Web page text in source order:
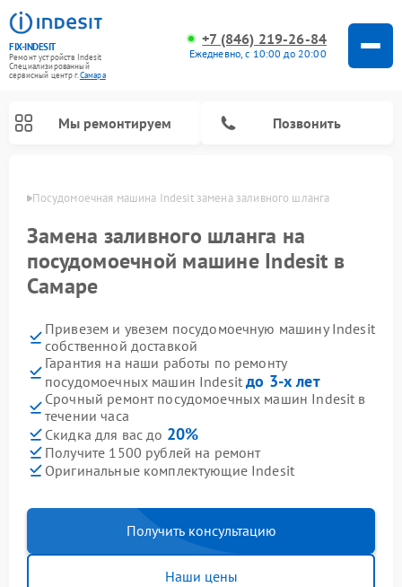
FIX-INDESIT
Ремонт устройств Indesit
Специализированный
cервисный центр г.Самара
+7 (846) 219-26-84
Ежедневно, с 10:00 до 20:00
Мы ремонтируем Позвонить
Посудомоечная машина Indesit замена заливного шланга
Замена заливного шланга на
посудомоечной машине Indesit в
Самаре
Привезем и увезем посудомоечную машину Indesit
собственной доставкой
Гарантия на наши работы по ремонту
посудомоечных машин Indesitдо 3-х лет
Срочный ремонт посудомоечных машин Indesit в
течении часа
Скидка для вас до 20%
Получите 1500 рублей на ремонт
Оригинальные комплектующие Indesit
Получить консультацию
Наши цены